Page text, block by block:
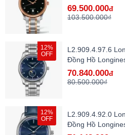
69.500.000đ
103.500.000₫
12%
OFF
L2.909.4.97.6
Đồng Hồ
hàng lướt
70.840.000đ
80.500.000₫
12%
OFF
L2.909.4.92.0
Đồng Hồ